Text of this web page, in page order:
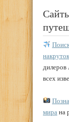
накруток
дилеров
всех
мира на